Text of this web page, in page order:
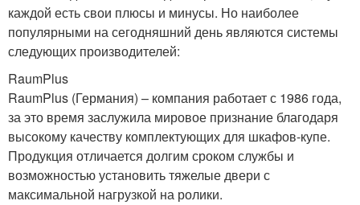
каждой есть свои плюсы и минусы. Но наиболее
популярными на сегодняшний день являются системы
следующих производителей:
RaumPlus
RaumPlus (Германия) – компания работает с 1986 года,
за это время заслужила мировое признание благодаря
высокому качеству комплектующих для шкафов-купе.
Продукция отличается долгим сроком службы и
возможностью установить тяжелые двери с
максимальной нагрузкой на ролики.